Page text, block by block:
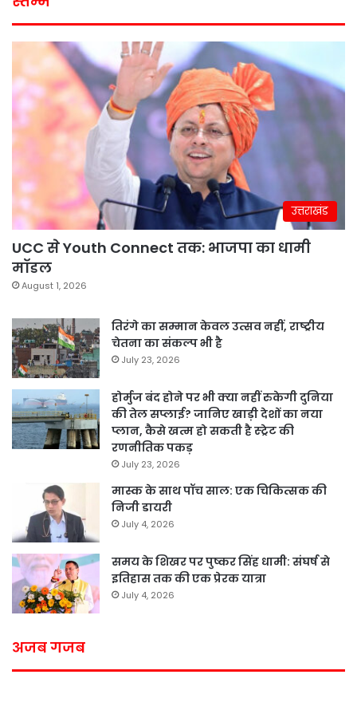
उत्तराखंड
UCC से Youth Connect तक: भाजपा का धामी
मॉडल
August 1, 2026
तिरंगे का सम्मान केवल उत्सव नहीं, राष्ट्रीय
चेतना का संकल्प भी है
July 23, 2026
होर्मुज बंद होने पर भी क्या नहीं रुकेगी दुनिया
की तेल सप्लाई? जानिए खाड़ी देशों का नया
प्लान, कैसे खत्म हो सकती है स्ट्रेट की
रणनीतिक पकड़
July 23, 2026
मास्क के साथ पॉच साल: एक चिकित्सक की
निजी डायरी
July 4, 2026
समय के शिखर पर पुष्कर सिंह धामी: संघर्ष से
इतिहास तक की एक प्रेरक यात्रा
July 4, 2026
अजब गजब